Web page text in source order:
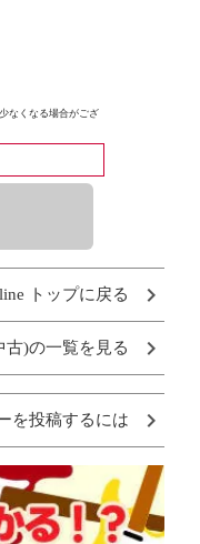
なくなる場合がござ
トップに戻る
古)の一覧を見る
を投稿するには